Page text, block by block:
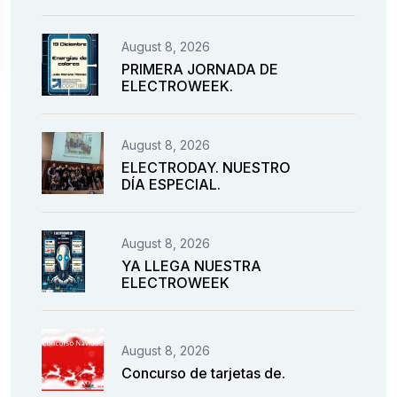
August 8, 2026
PRIMERA JORNADA DE
ELECTROWEEK.
August 8, 2026
ELECTRODAY. NUESTRO
DÍA ESPECIAL.
August 8, 2026
YA LLEGA NUESTRA
ELECTROWEEK
August 8, 2026
Concurso de tarjetas de.